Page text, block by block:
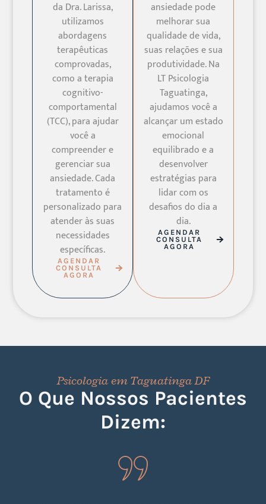
da Dra. Larissa,
utilizamos
abordagens
terapêuticas
comprovadas,
como a terapia
cognitivo-
comportamental
(TCC), para ajudar
você a
compreender e
gerenciar sua
ansiedade. Cada
tratamento é
personalizado para
atender às suas
necessidades
específicas.
AGENDAR
CONSULTA
AGORA
ansiedade pode
melhorar sua
qualidade de vida,
suas relações e sua
produtividade. Na
LT Psicologia
Taguatinga,
ajudamos você a
alcançar um estado
emocional
equilibrado e a
desenvolver
estratégias para
lidar com os
desafios do dia a
dia.
AGENDAR
CONSULTA
AGORA
Psicologia em Taguatinga DF
O Que Nossos Pacientes
Dizem: